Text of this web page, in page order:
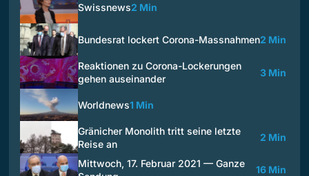
Swissnews2 Min
Bundesrat lockert Corona-Massnahmen2 Min
Reaktionen zu Corona-Lockerungen
gehen auseinander
3 Min
Worldnews1 Min
Gränicher Monolith tritt seine letzte
Reise an
2 Min
Mittwoch, 17. Februar 2021 — Ganze
16 Min